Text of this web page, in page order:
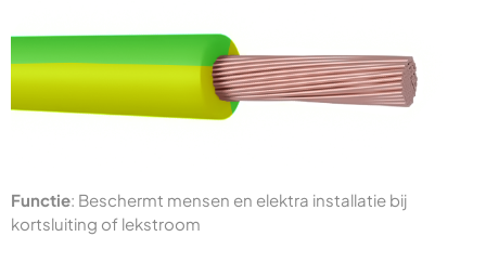
Functie: Beschermt mensen en elektra installatie bij
kortsluiting of lekstroom